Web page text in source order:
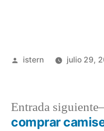
Publicado
istern julio 29,
Entrada siguiente
comprar